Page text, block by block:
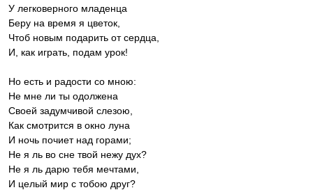
У легковерного младенца
Беру на время я цветок,
Чтоб новым подарить от сердца,
И, как играть, подам урок!
Но есть и радости со мною:
Не мне ли ты одолжена
Своей задумчивой слезою,
Как смотрится в окно луна
И ночь почиет над горами;
Не я ль во сне твой нежу дух?
Не я ль дарю тебя мечтами,
И целый мир с тобою друг?